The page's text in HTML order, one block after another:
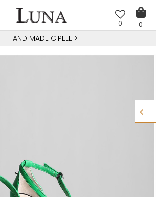
0
0
HAND MADE CIPELE >